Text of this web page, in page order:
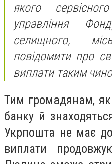
якого
управління
селищного,
повідомити про
виплати таким
Тим громадянам,
банку й
Укрпошта не має
виплати